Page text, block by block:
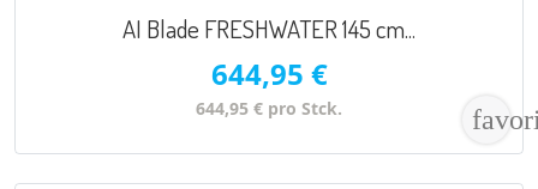
AI Blade FRESHWATER 145 cm...
644,95 €
644,95 € pro Stck.